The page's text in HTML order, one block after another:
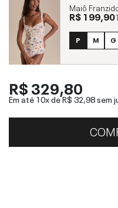
Maiô
R$ 199,90
P M G
R$ 329,80
Em até 10x deR$ 32,98sem